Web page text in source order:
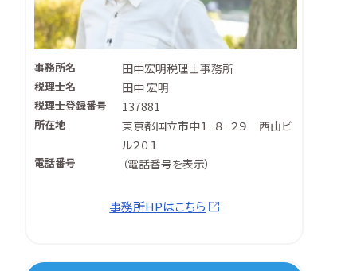
事務所名 田中宏明税理士事務所
税理士名 田中 宏明
税理士登録番号 137881
所在地
東京都国立市中１−８−２９ 西山ビ
ル２０１
電話番号 （電話番号を表示）
事務所HPはこちら